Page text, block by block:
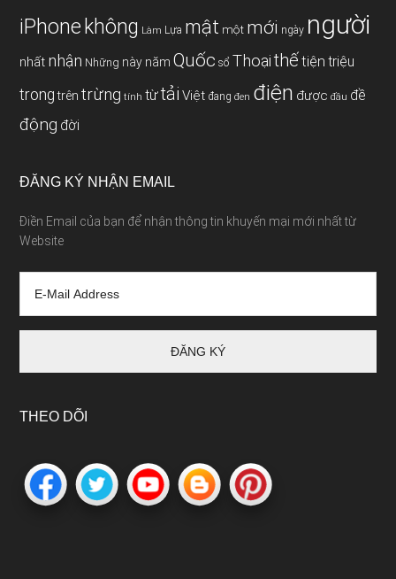
iPhone không Làm Lựa mật một mới ngày người
nhất nhận Những này năm Quốc sổ Thoạithếtiện triệu
trong trên trừng tính từtải Việt đang đen điện được đầu đề
động đời
ĐĂNG KÝ NHẬN EMAIL
Điền Email của bạn để nhận thông tin khuyến mại mới nhất từ
Website
THEO DÕI